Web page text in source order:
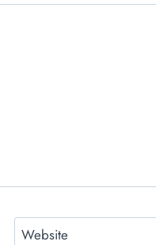
Website